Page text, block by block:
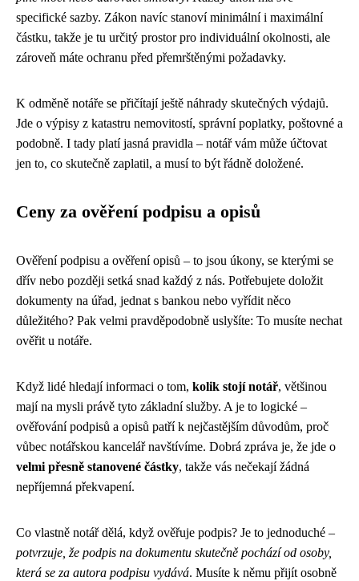
specifické sazby. Zákon navíc stanoví minimální i maximální
částku, takže je tu určitý prostor pro individuální okolnosti, ale
zároveň máte ochranu před přemrštěnými požadavky.
K odměně notáře se přičítají ještě náhrady skutečných výdajů.
Jde o výpisy z katastru nemovitostí, správní poplatky, poštovné a
podobně. I tady platí jasná pravidla – notář vám může účtovat
jen to, co skutečně zaplatil, a musí to být řádně doložené.
Ceny za ověření podpisu a opisů
Ověření podpisu a ověření opisů – to jsou úkony, se kterými se
dřív nebo později setká snad každý z nás. Potřebujete doložit
dokumenty na úřad, jednat s bankou nebo vyřídit něco
důležitého? Pak velmi pravděpodobně uslyšíte: To musíte nechat
ověřit u notáře.
Když lidé hledají informaci o tom, kolik stojí notář, většinou
mají na mysli právě tyto základní služby. A je to logické –
ověřování podpisů a opisů patří k nejčastějším důvodům, proč
vůbec notářskou kancelář navštívíme. Dobrá zpráva je, že jde o
velmi přesně stanovené částky, takže vás nečekají žádná
nepříjemná překvapení.
Co vlastně notář dělá, když ověřuje podpis? Je to jednoduché –
potvrzuje, že podpis na dokumentu skutečně pochází od osoby,
která se za autora podpisu vydává. Musíte k němu přijít osobně